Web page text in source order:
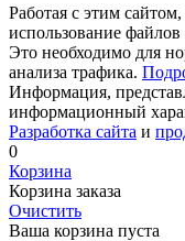
Работая с этим
использование файлов
Это необходимо для
анализа трафика.
Информация,
информационный
Разработка сайта и
0
Корзина
Корзина заказа
Очистить
Ваша корзина пуста